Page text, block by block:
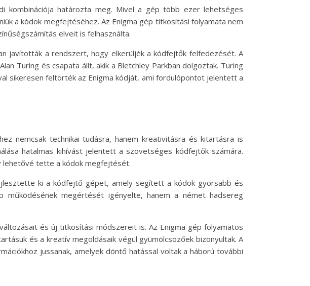
kombinációja határozta meg. Mivel a gép több ezer lehetséges
a kódok megfejtéséhez. Az Enigma gép titkosítási folyamata nem
elveit is felhasználta.
javították a rendszert, hogy elkerüljék a kódfejtők felfedezését. A
Turing és csapata állt, akik a Bletchley Parkban dolgoztak. Turing
sikeresen feltörték az Enigma kódját, ami fordulópontot jelentett a
nemcsak technikai tudásra, hanem kreativitásra és kitartásra is
hatalmas kihívást jelentett a szövetséges kódfejtők számára.
lehetővé tette a kódok megfejtését.
ki a kódfejtő gépet, amely segített a kódok gyorsabb és
működésének megértését igényelte, hanem a német hadsereg
és új titkosítási módszereit is. Az Enigma gép folyamatos
és a kreatív megoldásaik végül gyümölcsözőek bizonyultak. A
jussanak, amelyek döntő hatással voltak a háború további